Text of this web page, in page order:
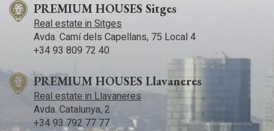
PREMIUM HOUSES Sitges
Real estate in Sitges
Avda. Camí­ dels Capellans, 75 Local 4
+34 93 809 72 40
PREMIUM HOUSES Llavaneres
Real estate in Llavaneres
Avda. Catalunya, 2
+34 93 792 77 77